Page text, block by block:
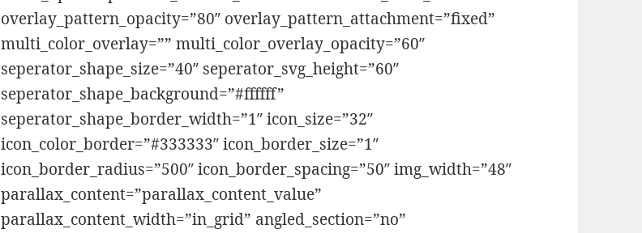
overlay_pattern_opacity=”80″ overlay_pattern_attachment=”fixed”
multi_color_overlay=”” multi_color_overlay_opacity=”60″
seperator_shape_size=”40″ seperator_svg_height=”60″
seperator_shape_background=”#ffffff”
seperator_shape_border_width=”1″ icon_size=”32″
icon_color_border=”#333333″ icon_border_size=”1″
icon_border_radius=”500″ icon_border_spacing=”50″ img_width=”48″
parallax_content=”parallax_content_value”
parallax_content_width=”in_grid” angled_section=”no”